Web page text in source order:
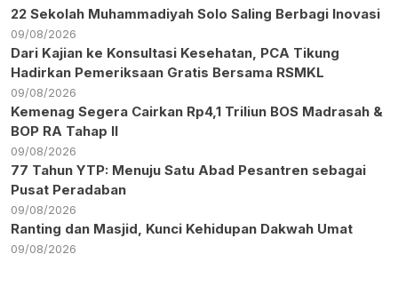
22 Sekolah Muhammadiyah Solo Saling Berbagi Inovasi
09/08/2026
Dari Kajian ke Konsultasi Kesehatan, PCA Tikung
Hadirkan Pemeriksaan Gratis Bersama RSMKL
09/08/2026
Kemenag Segera Cairkan Rp4,1 Triliun BOS Madrasah &
BOP RA Tahap II
09/08/2026
77 Tahun YTP: Menuju Satu Abad Pesantren sebagai
Pusat Peradaban
09/08/2026
Ranting dan Masjid, Kunci Kehidupan Dakwah Umat
09/08/2026